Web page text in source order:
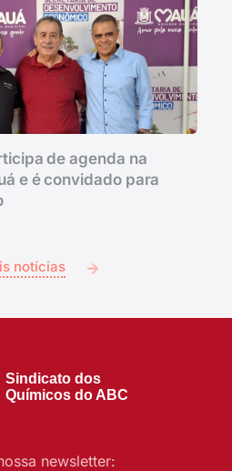
de agenda na
e é convidado para
notícias
Sindicato dos
Químicos do ABC
newsletter: